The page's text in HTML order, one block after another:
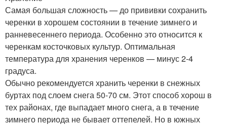
Самая большая сложность — до прививки сохранить
черенки в хорошем состоянии в течение зимнего и
ранневесеннего периода. Особенно это относится к
черенкам косточковых культур. Оптимальная
температура для хранения черенков — минус 2-4
градуса.
Обычно рекомендуется хранить черенки в снежных
буртах под слоем снега 50-70 см. Этот способ хорош в
тех районах, где выпадает много снега, а в течение
зимнего периода не бывает оттепелей. Но в южных